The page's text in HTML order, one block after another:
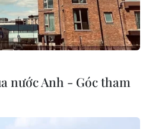
thêm
nước Anh - Góc tham